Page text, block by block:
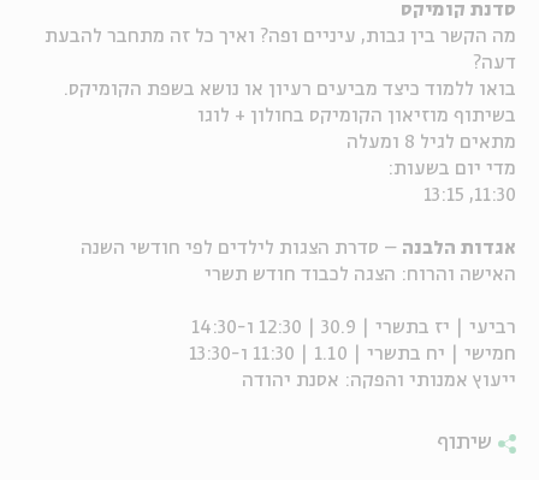
סדנת קומיקס
מה הקשר בין גבות, עיניים ופה? ואיך כל זה מתחבר להבעת
דעה?
בואו ללמוד כיצד מביעים רעיון או נושא בשפת הקומיקס.
בשיתוף מוזיאון הקומיקס בחולון + לוגו
מתאים לגיל 8 ומעלה
מדי יום בשעות:
11:30, 13:15
אגדות הלבנה – סדרת הצגות לילדים לפי חודשי השנה
האישה והרוח: הצגה לכבוד חודש תשרי
רביעי | יז בתשרי | 30.9 | 12:30 ו-14:30
חמישי | יח בתשרי | 1.10 | 11:30 ו-13:30
ייעוץ אמנותי והפקה: אסנת יהודה
שיתוף